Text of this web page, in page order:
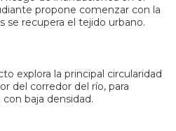
propone comenzar con la
se recupera el tejido urbano.
explora la principal circularidad
del corredor del río, para
baja densidad.